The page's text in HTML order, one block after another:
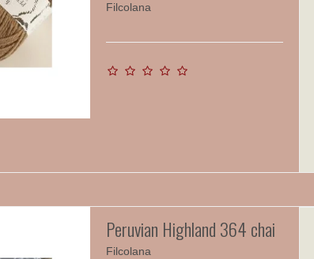
Filcolana
Peruvian Highland 364 chai
Filcolana